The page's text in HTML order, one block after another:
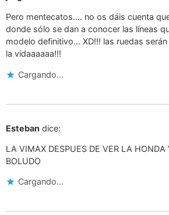
Pero mentecatos…. no os dáis cuenta
donde sólo se dan a conocer las líneas
modelo definitivo… XD!!! las ruedas
la vidaaaaaa!!!
Cargando...
Esteban dice:
LA VIMAX DESPUES DE VER LA
BOLUDO
Cargando...